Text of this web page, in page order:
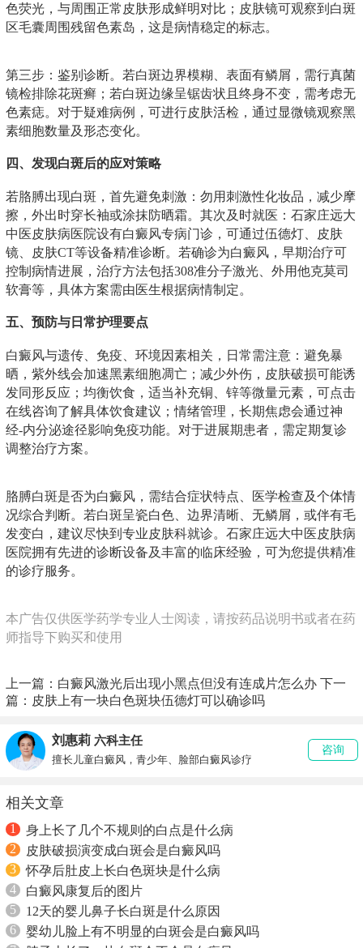
色荧光，与周围正常皮肤形成鲜明对比；皮肤镜可观察到白斑
区毛囊周围残留色素岛，这是病情稳定的标志。
第三步：鉴别诊断。若白斑边界模糊、表面有鳞屑，需行真菌
镜检排除花斑癣；若白斑边缘呈锯齿状且终身不变，需考虑无
色素痣。对于疑难病例，可进行皮肤活检，通过显微镜观察黑
素细胞数量及形态变化。
四、发现白斑后的应对策略
若胳膊出现白斑，首先避免刺激：勿用刺激性化妆品，减少摩
擦，外出时穿长袖或涂抹防晒霜。其次及时就医：石家庄远大
中医皮肤病医院设有白癜风专病门诊，可通过伍德灯、皮肤
镜、皮肤CT等设备精准诊断。若确诊为白癜风，早期治疗可
控制病情进展，治疗方法包括308准分子激光、外用他克莫司
软膏等，具体方案需由医生根据病情制定。
五、预防与日常护理要点
白癜风与遗传、免疫、环境因素相关，日常需注意：避免暴
晒，紫外线会加速黑素细胞凋亡；减少外伤，皮肤破损可能诱
发同形反应；均衡饮食，适当补充铜、锌等微量元素，可点击
在线咨询了解具体饮食建议；情绪管理，长期焦虑会通过神
经-内分泌途径影响免疫功能。对于进展期患者，需定期复诊
调整治疗方案。
胳膊白斑是否为白癜风，需结合症状特点、医学检查及个体情
况综合判断。若白斑呈瓷白色、边界清晰、无鳞屑，或伴有毛
发变白，建议尽快到专业皮肤科就诊。石家庄远大中医皮肤病
医院拥有先进的诊断设备及丰富的临床经验，可为您提供精准
的诊疗服务。
本广告仅供医学药学专业人士阅读，请按药品说明书或者在药
师指导下购买和使用
上一篇： 白癜风激光后出现小黑点但没有连成片怎么办 下一
篇： 皮肤上有一块白色斑块伍德灯可以确诊吗
刘惠莉 六科主任
擅长儿童白癜风，青少年、脸部白癜风诊疗
咨询
相关文章
1
身上长了几个不规则的白点是什么病
2
皮肤破损演变成白斑会是白癜风吗
3
怀孕后肚皮上长白色斑块是什么病
4
白癜风康复后的图片
5
12天的婴儿鼻子长白斑是什么原因
6
婴幼儿脸上有不明显的白斑会是白癜风吗